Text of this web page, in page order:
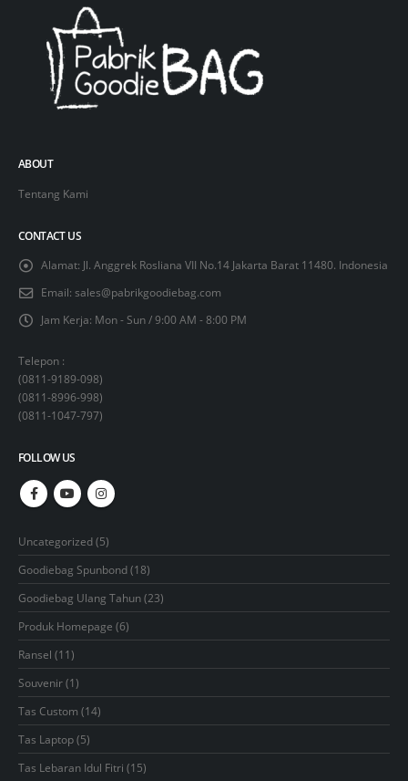
ABOUT
Tentang Kami
CONTACT US
Alamat: Jl. Anggrek Rosliana VII No.14 Jakarta Barat 11480. Indonesia
Email: sales@pabrikgoodiebag.com
Jam Kerja: Mon - Sun / 9:00 AM - 8:00 PM
Telepon :
(0811-9189-098)
(0811-8996-998)
(0811-1047-797)
FOLLOW US
Uncategorized 55
products
Goodiebag Spunbond 1818
products
Goodiebag Ulang Tahun 2323
products
Produk Homepage 66
products
Ransel 1111
products
Souvenir 11
product
Tas Custom 1414
products
Tas Laptop 55
products
Tas Lebaran Idul Fitri 1515